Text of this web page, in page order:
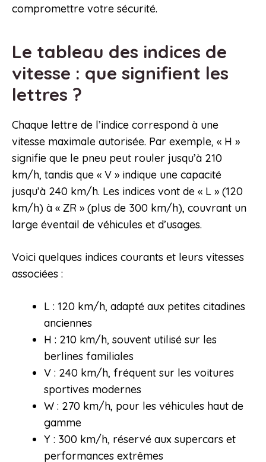
compromettre votre sécurité.
Le tableau des indices de
vitesse : que signifient les
lettres ?
Chaque lettre de l’indice correspond à une
vitesse maximale autorisée. Par exemple, « H »
signifie que le pneu peut rouler jusqu’à 210
km/h, tandis que « V » indique une capacité
jusqu’à 240 km/h. Les indices vont de « L » (120
km/h) à « ZR » (plus de 300 km/h), couvrant un
large éventail de véhicules et d’usages.
Voici quelques indices courants et leurs vitesses
associées :
L : 120 km/h, adapté aux petites citadines
anciennes
H : 210 km/h, souvent utilisé sur les
berlines familiales
V : 240 km/h, fréquent sur les voitures
sportives modernes
W : 270 km/h, pour les véhicules haut de
gamme
Y : 300 km/h, réservé aux supercars et
performances extrêmes